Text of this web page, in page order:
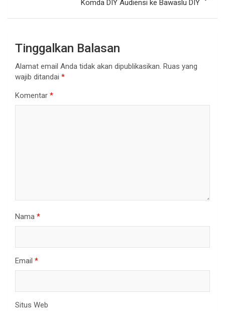
Komda DIY Audiensi ke Bawaslu DIY
Tinggalkan Balasan
Alamat email Anda tidak akan dipublikasikan. Ruas yang
wajib ditandai *
Komentar *
Nama *
Email *
Situs Web